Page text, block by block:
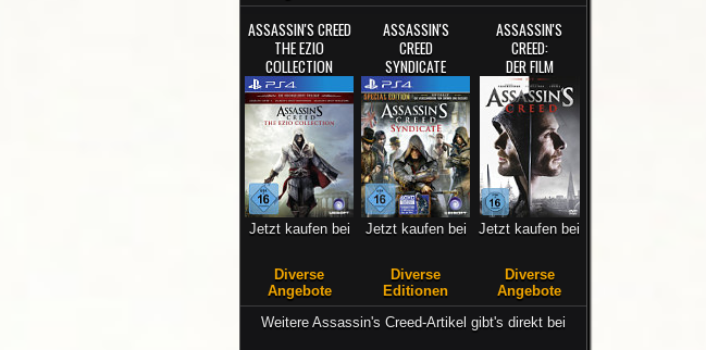
ASSASSIN'S CREED
THE EZIO
COLLECTION
Jetzt kaufen bei
Diverse
Angebote
ASSASSIN'S
CREED
SYNDICATE
Jetzt kaufen bei
Diverse
Editionen
ASSASSIN'S
CREED:
DER FILM
Jetzt kaufen bei
Diverse
Angebote
Weitere Assassin's Creed-Artikel gibt's direkt bei